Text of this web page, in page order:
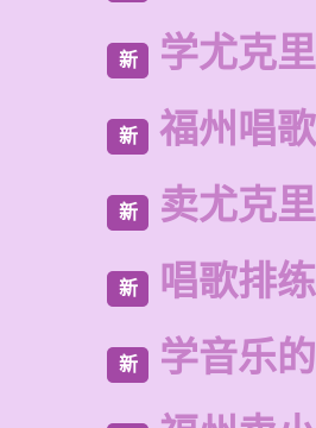
新 学尤克
新 福州唱
新 卖尤克
新 唱歌排
新 学音乐